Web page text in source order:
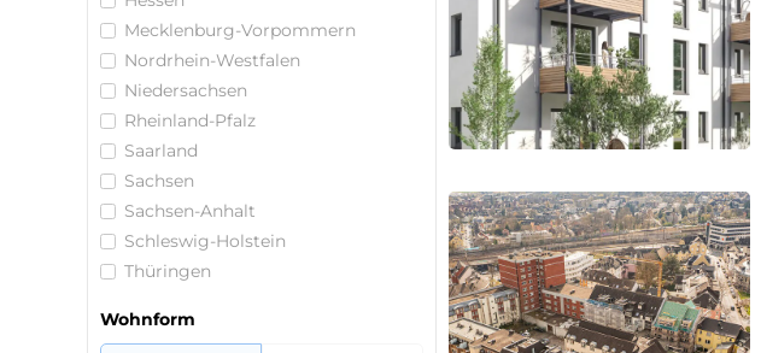
Mecklenburg-Vorpommern
Nordrhein-Westfalen
Niedersachsen
Rheinland-Pfalz
Saarland
Sachsen
Sachsen-Anhalt
Schleswig-Holstein
Thüringen
Wohnform